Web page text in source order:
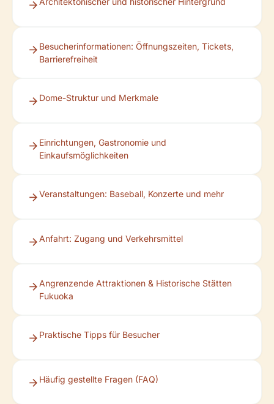
Besucherinformationen: Öffnungszeiten, Tickets,
Barrierefreiheit
Dome-Struktur und Merkmale
Einrichtungen, Gastronomie und
Einkaufsmöglichkeiten
Veranstaltungen: Baseball, Konzerte und mehr
Anfahrt: Zugang und Verkehrsmittel
Angrenzende Attraktionen & Historische Stätten
Fukuoka
Praktische Tipps für Besucher
Häufig gestellte Fragen (FAQ)